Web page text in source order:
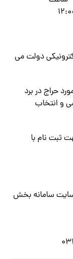
دولت می
حراج در برد
و انتخاب
ثبت نام با
سایت سامانه بخش